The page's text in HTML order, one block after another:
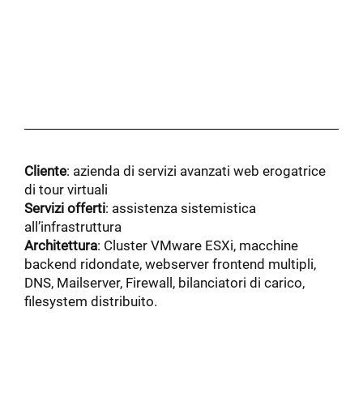
Cliente: azienda di servizi avanzati web erogatrice
di tour virtuali
Servizi offerti: assistenza sistemistica
all’infrastruttura
Architettura: Cluster VMware ESXi, macchine
backend ridondate, webserver frontend multipli,
DNS, Mailserver, Firewall, bilanciatori di carico,
filesystem distribuito.